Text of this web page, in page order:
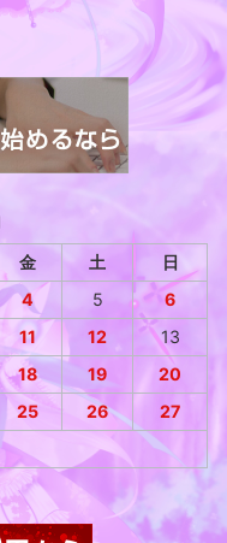
金 土
日
4 5
6
11 12
13
18 19
20
25 26
27